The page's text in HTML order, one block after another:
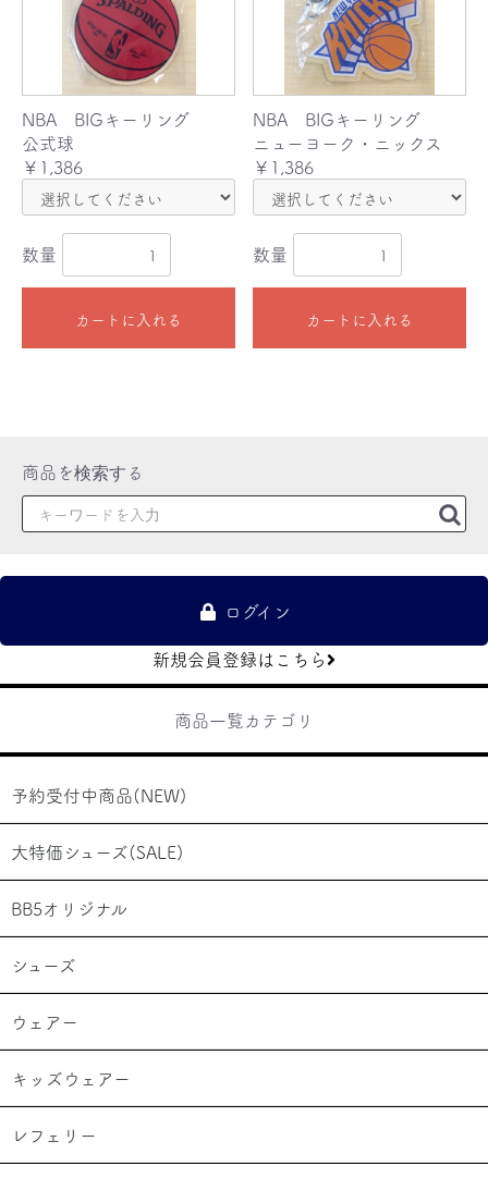
ログイン
新規会員登録はこちら
商品一覧カテゴリ
予約受付中商品(NEW)
大特価シューズ(SALE)
BB5オリジナル
シューズ
ウェアー
キッズウェアー
レフェリー
NBA BIGキーリング
公式球
￥1,386
数量
カートに入れる
NBA BIGキーリング
ニューヨーク・ニックス
￥1,386
数量
カートに入れる
お買い物を続ける カートへ進む